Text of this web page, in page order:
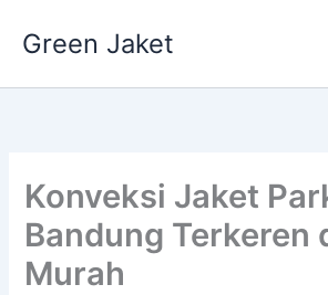
Green Jaket
Konveksi Jaket
Bandung Terkeren
Murah